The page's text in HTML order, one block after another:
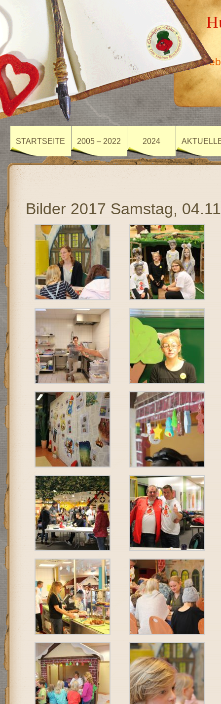
STARTSEITE 2005 – 2022 2024
Bilder 2017 Samstag,